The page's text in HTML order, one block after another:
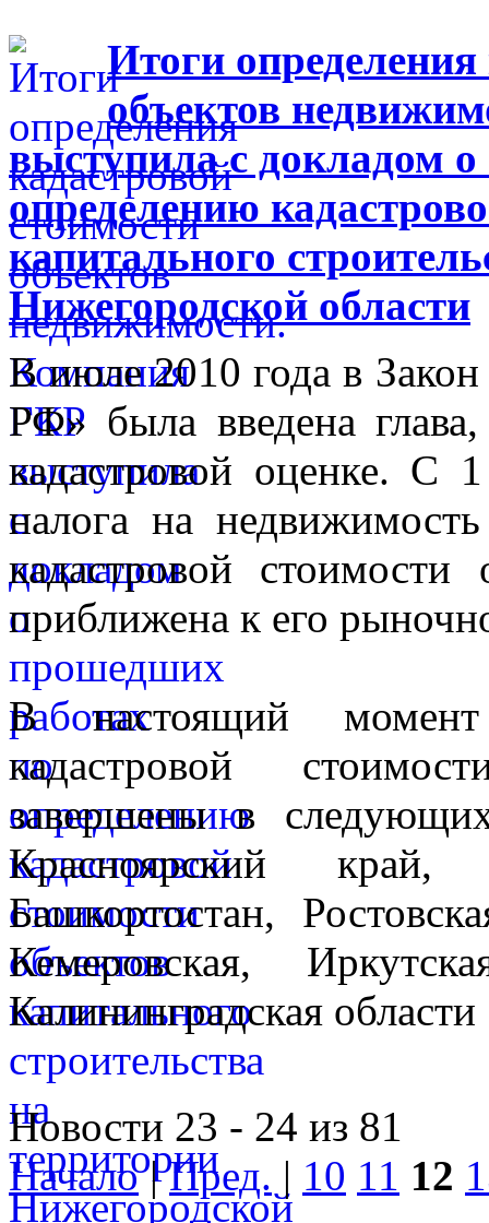
Итоги
объектов
выступила с докладом
определению
капитального
Нижегородской области
В июле 2010 года в
РФ» была введена
кадастровой оценке. С
налога на
кадастровой стоимости
приближена к его
В настоящий
кадастровой
завершены в
Красноярский
Башкортостан,
Кемеровская,
Калининградская области
Новости 23 - 24 из 81
Начало|Пред. | 10 11 12